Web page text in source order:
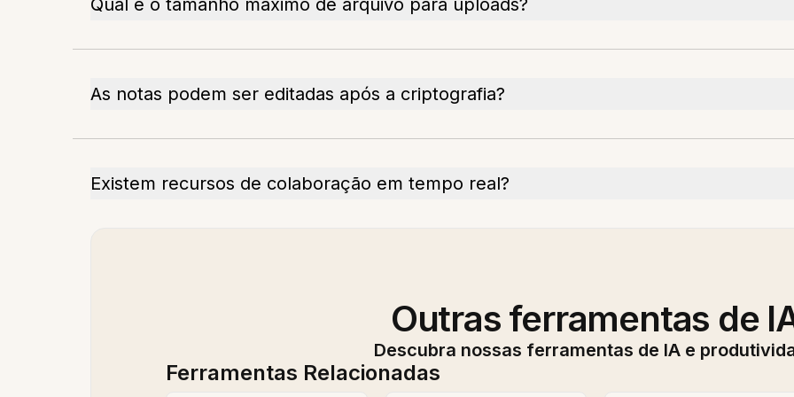
Qual é o tamanho máximo de arquivo para uploads?
As notas podem ser editadas após a criptografia?
Existem recursos de colaboração em tempo real?
Outras ferramentas de
Descubra nossas ferramentas de IA e
Ferramentas Relacionadas